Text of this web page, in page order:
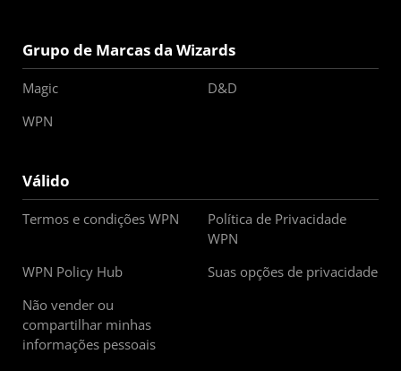
Grupo de Marcas da Wizards
Magic
D&D
WPN
Válido
Termos e condições WPN
Política de Privacidade
WPN
WPN Policy Hub
Suas opções de privacidade
Não vender ou
compartilhar minhas
informações pessoais